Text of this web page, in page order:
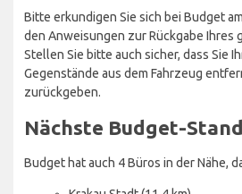
Bitte erkundigen Sie sich bei Budget
den Anweisungen zur Rückgabe Ihres
Stellen Sie bitte auch sicher, dass Sie
Gegenstände aus dem Fahrzeug
zurückgeben.
Nächste Budget-
Budget hat auch 4 Büros in der Nähe,